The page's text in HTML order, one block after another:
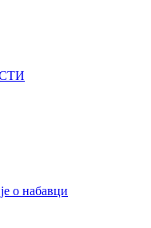
о набавци